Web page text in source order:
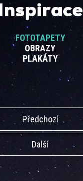
FOTOTAPETY
OBRAZY
PLAKÁTY
Předchozí
Další